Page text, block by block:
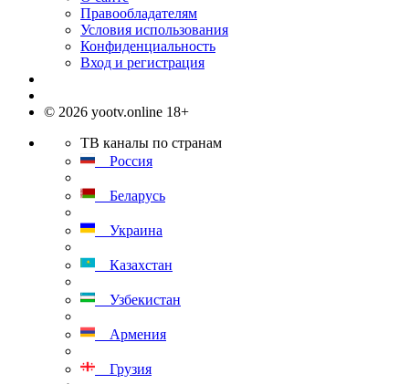
Правообладателям
Условия использования
Конфиденциальность
Вход и регистрация
© 2026 yootv.online 18+
ТВ каналы по странам
Россия
Беларусь
Украина
Казахстан
Узбекистан
Армения
Грузия